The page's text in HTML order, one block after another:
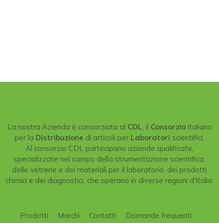
La nostra Azienda è consorziata al CDL , il Consorzioitaliano
per la Distribuzione di articoli per Laboratori scientifici.
Al consorzio CDL partecipano aziende qualificate,
specializzate nel campo della strumentazione scientifica,
delle vetrerie e dei materiali per il laboratorio, dei prodotti
chimici e dei diagnostici, che operano in diverse regioni d'Italia.
Prodotti Marchi Contatti Domande frequenti